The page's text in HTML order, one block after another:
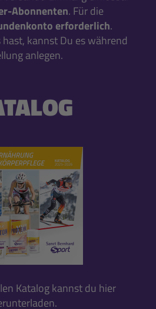
Abonnenten. Für die
erforderlich.
kannst Du es während
anlegen.
Katalog kannst du hier